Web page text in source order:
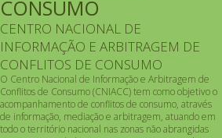
CONSUMO
CENTRO NACIONAL DE
INFORMAÇÃO E ARBITRAGEM DE
CONFLITOS DE CONSUMO
O Centro Nacional de Informação e Arbitragem de
Conflitos de Consumo (CNIACC) tem como objetivo o
acompanhamento de conflitos de consumo, através
de informação, mediação e arbitragem, atuando em
todo o território nacional nas zonas não abrangidas